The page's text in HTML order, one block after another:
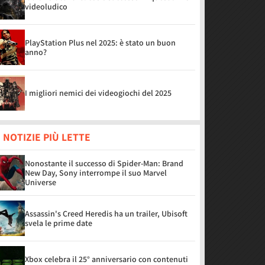
videoludico
PlayStation Plus nel 2025: è stato un buon
anno?
I migliori nemici dei videogiochi del 2025
NOTIZIE PIÙ LETTE
Nonostante il successo di Spider-Man: Brand
New Day, Sony interrompe il suo Marvel
Universe
Assassin's Creed Heredis ha un trailer, Ubisoft
svela le prime date
Xbox celebra il 25° anniversario con contenuti